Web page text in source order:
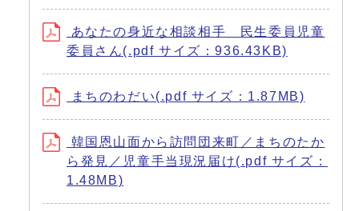
あなたの身近な相談相手 民生委員児童
委員さん(.pdf サイズ：936.43KB)
まちのわだい(.pdf サイズ：1.87MB)
韓国恩山面から訪問団来町／まちのたか
ら発見／児童手当現況届け(.pdf サイズ：
1.48MB)